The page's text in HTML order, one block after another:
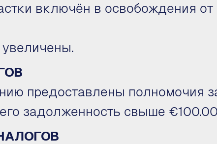
включён в освобождения от
предоставлены полномочия
задолженность свыше